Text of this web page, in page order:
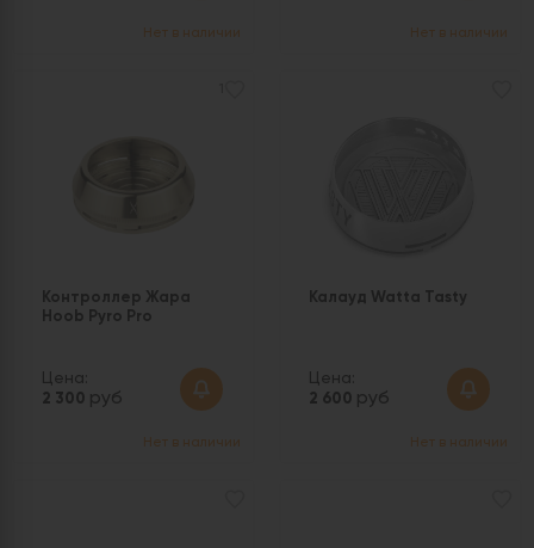
Нет в наличии Нет в наличии
Контроллер Жара
Hoob Pyro Pro
Цена:
2 300 руб
Нет в наличии
Калауд Watta Tasty
Цена:
2 600 руб
Нет в наличии